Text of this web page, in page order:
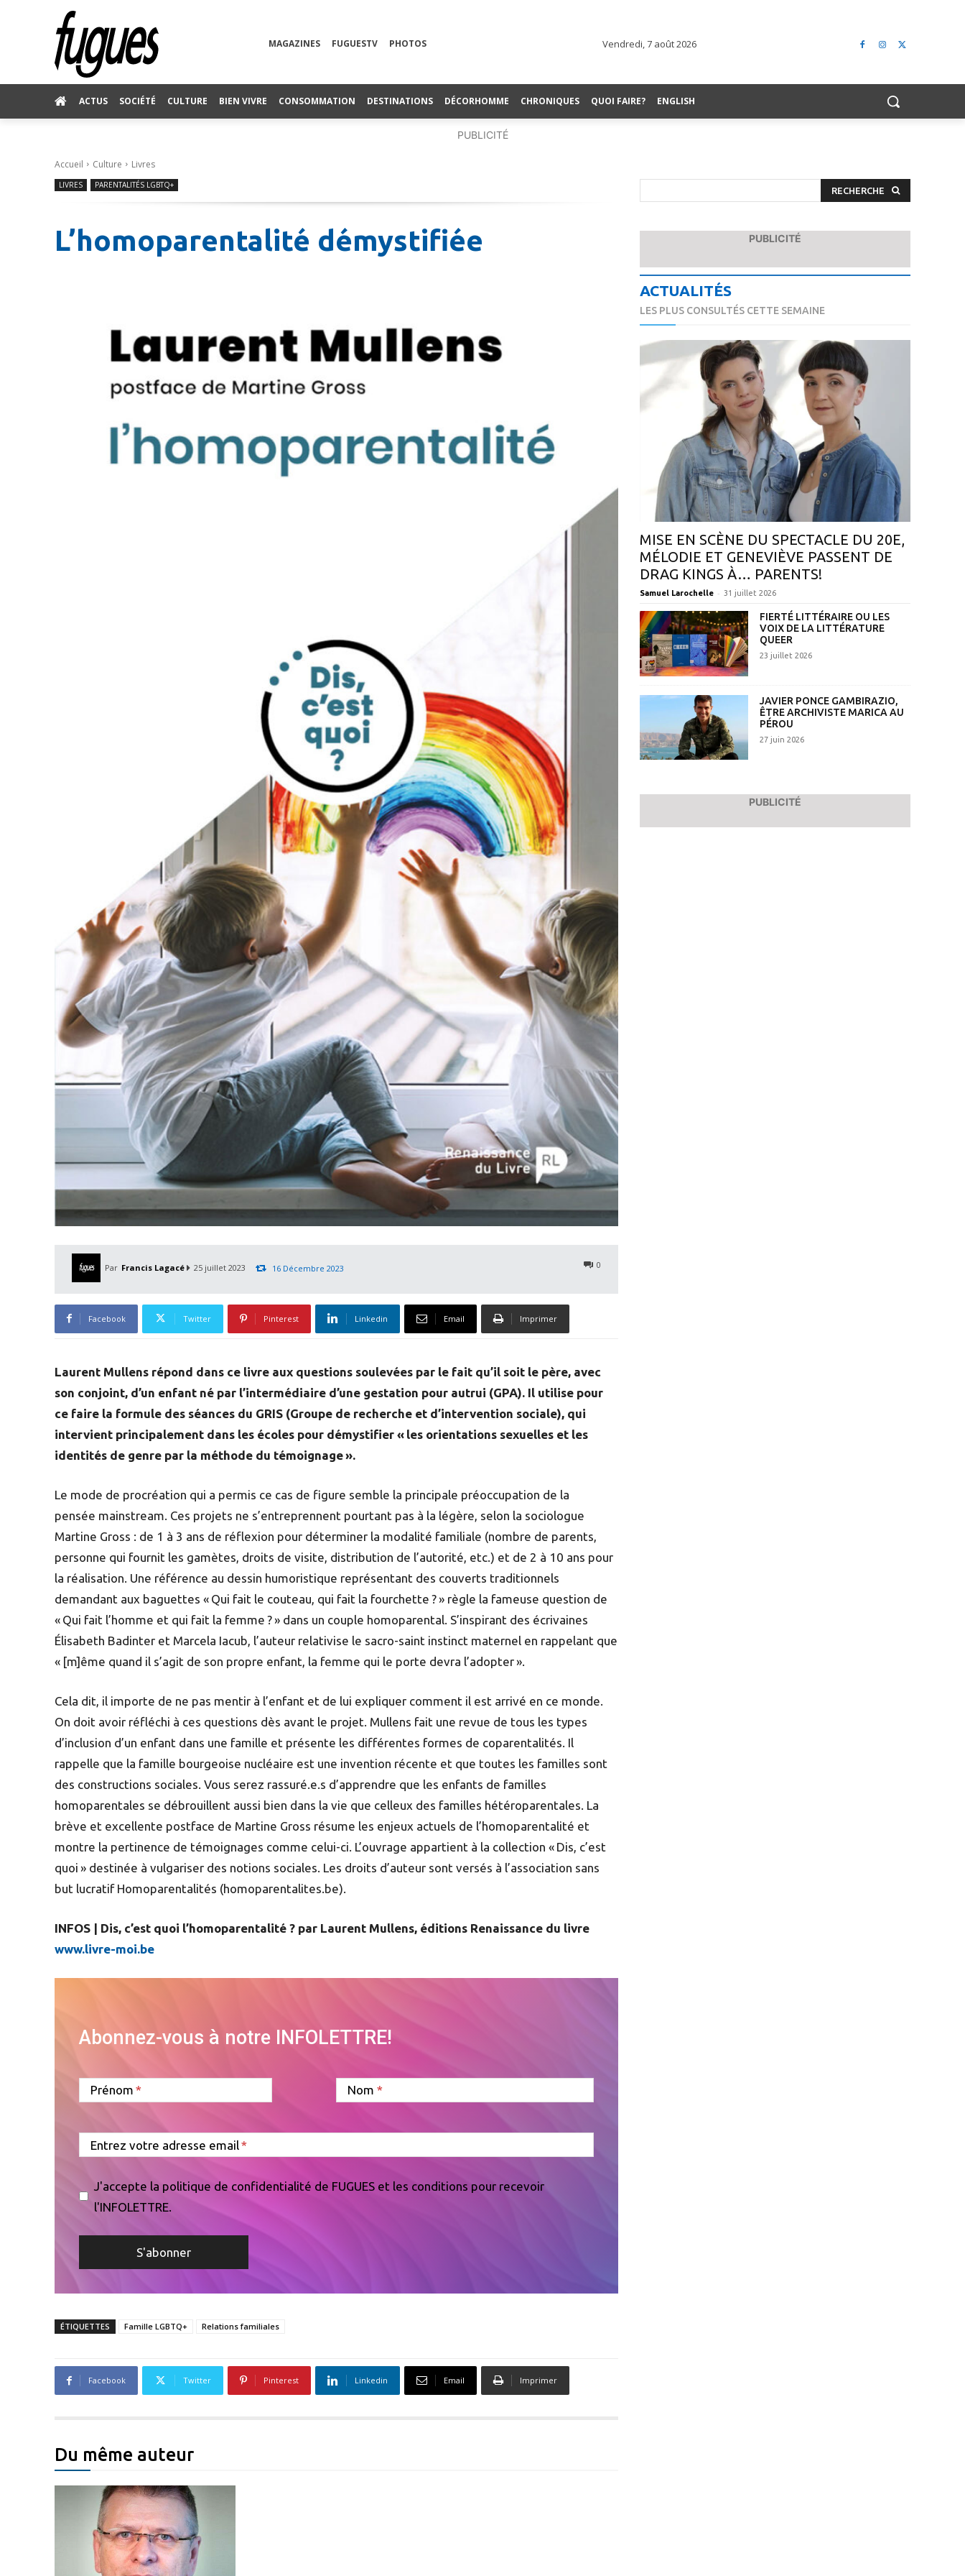
MAGAZINES FUGUESTV PHOTOS Vendredi, 7 août 2026
ACTUS SOCIÉTÉ CULTURE BIEN VIVRE CONSOMMATION DESTINATIONS DÉCORHOMME CHRONIQUES QUOI FAIRE? ENGLISH
PUBLICITÉ
Accueil Culture Livres
LIVRES PARENTALITÉS LGBTQ+
L’homoparentalité démystifiée
Par Francis Lagacé 25 juillet 2023 0
16 Décembre 2023
Facebook Twitter Pinterest Linkedin Email Imprimer
Laurent Mullens répond dans ce livre aux questions soulevées par le fait qu’il soit le père, avec
son conjoint, d’un enfant né par l’intermédiaire d’une gestation pour autrui (GPA). Il utilise pour
ce faire la formule des séances du GRIS (Groupe de recherche et d’intervention sociale), qui
intervient principalement dans les écoles pour démystifier « les orientations sexuelles et les
identités de genre par la méthode du témoignage ».
Le mode de procréation qui a permis ce cas de figure semble la principale préoccupation de la
pensée mainstream. Ces projets ne s’entreprennent pourtant pas à la légère, selon la sociologue
Martine Gross : de 1 à 3 ans de réflexion pour déterminer la modalité familiale (nombre de parents,
personne qui fournit les gamètes, droits de visite, distribution de l’autorité, etc.) et de 2 à 10 ans pour
la réalisation. Une référence au dessin humoristique représentant des couverts traditionnels
demandant aux baguettes « Qui fait le couteau, qui fait la fourchette ? » règle la fameuse question de
« Qui fait l’homme et qui fait la femme ? » dans un couple homoparental. S’inspirant des écrivaines
Élisabeth Badinter et Marcela Iacub, l’auteur relativise le sacro-saint instinct maternel en rappelant que
« [m]ême quand il s’agit de son propre enfant, la femme qui le porte devra l’adopter ».
Cela dit, il importe de ne pas mentir à l’enfant et de lui expliquer comment il est arrivé en ce monde.
On doit avoir réfléchi à ces questions dès avant le projet. Mullens fait une revue de tous les types
d’inclusion d’un enfant dans une famille et présente les différentes formes de coparentalités. Il
rappelle que la famille bourgeoise nucléaire est une invention récente et que toutes les familles sont
des constructions sociales. Vous serez rassuré.e.s d’apprendre que les enfants de familles
homoparentales se débrouillent aussi bien dans la vie que celleux des familles hétéroparentales. La
brève et excellente postface de Martine Gross résume les enjeux actuels de l’homoparentalité et
montre la pertinence de témoignages comme celui-ci. L’ouvrage appartient à la collection « Dis, c’est
quoi » destinée à vulgariser des notions sociales. Les droits d’auteur sont versés à l’association sans
but lucratif Homoparentalités (homoparentalites.be).
INFOS | Dis, c’est quoi l’homoparentalité ? par Laurent Mullens, éditions Renaissance du livre
www.livre-moi.be
Abonnez-vous à notre INFOLETTRE!
Prénom Nom
Entrez votre adresse email
J'accepte la politique de confidentialité de FUGUES et les conditions pour recevoir
l'INFOLETTRE.
ÉTIQUETTES Famille LGBTQ+ Relations familiales
Facebook Twitter Pinterest Linkedin Email Imprimer
Du même auteur
RECHERCHE
PUBLICITÉ
ACTUALITÉS
LES PLUS CONSULTÉS CETTE SEMAINE
MISE EN SCÈNE DU SPECTACLE DU 20E,
MÉLODIE ET GENEVIÈVE PASSENT DE
DRAG KINGS À… PARENTS!
Samuel Larochelle - 31 juillet 2026
FIERTÉ LITTÉRAIRE OU LES
VOIX DE LA LITTÉRATURE
QUEER
23 juillet 2026
JAVIER PONCE GAMBIRAZIO,
ÊTRE ARCHIVISTE MARICA AU
PÉROU
27 juin 2026
PUBLICITÉ